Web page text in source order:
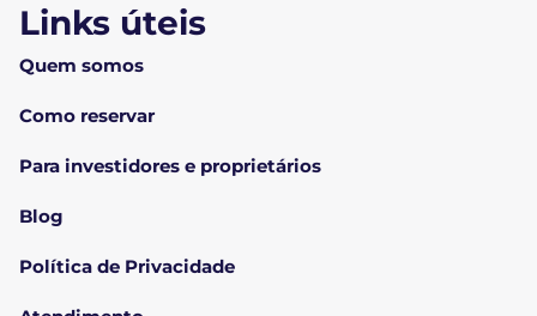
Links úteis
Quem somos
Como reservar
Para investidores e proprietários
Blog
Política de Privacidade